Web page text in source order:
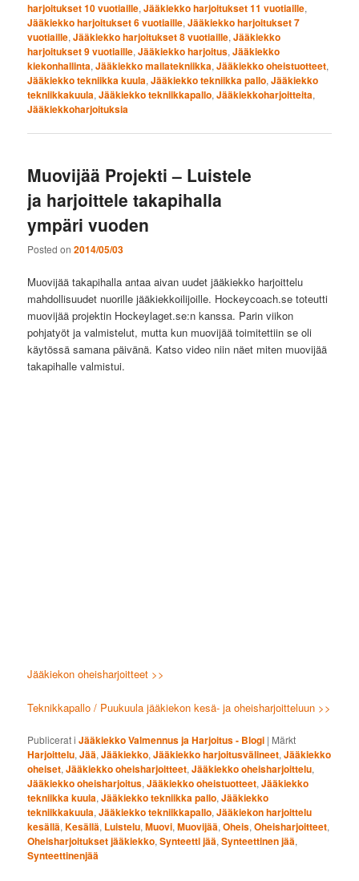
harjoitukset 10 vuotiaille,Jääkiekko harjoitukset 11 vuotiaille,
Jääkiekko harjoitukset 6 vuotiaille,Jääkiekko harjoitukset 7
vuotiaille,Jääkiekko harjoitukset 8 vuotiaille,Jääkiekko
harjoitukset 9 vuotiaille,Jääkiekko harjoitus,Jääkiekko
kiekonhallinta,Jääkiekko mailatekniikka,Jääkiekko oheistuotteet,
Jääkiekko tekniikka kuula,Jääkiekko tekniikka pallo,Jääkiekko
tekniikkakuula,Jääkiekko tekniikkapallo,Jääkiekkoharjoitteita,
Jääkiekkoharjoituksia
Muovijää Projekti – Luistele
ja harjoittele takapihalla
ympäri vuoden
Posted on2014/05/03
Muovijää takapihalla antaa aivan uudet jääkiekko harjoittelu
mahdollisuudet nuorille jääkiekkoilijoille. Hockeycoach.se toteutti
muovijää projektin Hockeylaget.se:n kanssa. Parin viikon
pohjatyöt ja valmistelut, mutta kun muovijää toimitettiin se oli
käytössä samana päivänä. Katso video niin näet miten muovijää
takapihalle valmistui.
Jääkiekon oheisharjoitteet >>
Teknikkapallo / Puukuula jääkiekon kesä- ja oheisharjoitteluun >>
Publicerat i Jääkiekko Valmennus ja Harjoitus - Blogi | Märkt
Harjoittelu,Jää,Jääkiekko,Jääkiekko harjoitusvälineet,Jääkiekko
oheiset,Jääkiekko oheisharjoitteet,Jääkiekko oheisharjoittelu,
Jääkiekko oheisharjoitus,Jääkiekko oheistuotteet,Jääkiekko
tekniikka kuula,Jääkiekko tekniikka pallo,Jääkiekko
tekniikkakuula,Jääkiekko tekniikkapallo,Jääkiekon harjoittelu
kesällä,Kesällä, Luistelu,Muovi,Muovijää,Oheis,Oheisharjoitteet,
Oheisharjoitukset jääkiekko,Synteetti jää,Synteettinen jää,
Synteettinenjää